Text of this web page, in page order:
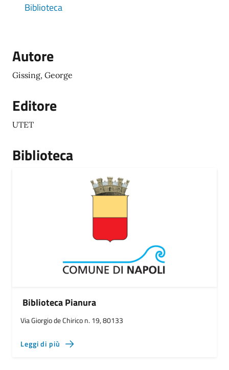
Biblioteca
Autore
Gissing, George
Editore
UTET
Biblioteca
Biblioteca Pianura
Via Giorgio de Chirico n. 19, 80133
Leggi di più